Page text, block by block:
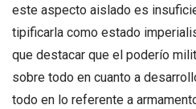
este aspecto aislado es
tipificarla como estado
que destacar que el poderío
sobre todo en cuanto a
todo en lo referente a